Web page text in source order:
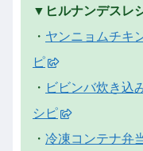
▼ヒルナンデスレ
・ ヤンニョムチキ
ピ
・ ビビンバ炊き込
シピ
・ 冷凍コンテナ弁